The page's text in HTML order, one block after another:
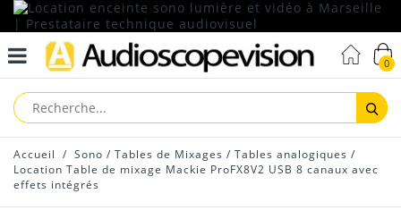
0
Accueil / Sono / Tables de Mixages / Tables analogiques /
Location Table de mixage Mackie ProFX8V2 USB 8 canaux avec
effets intégrés